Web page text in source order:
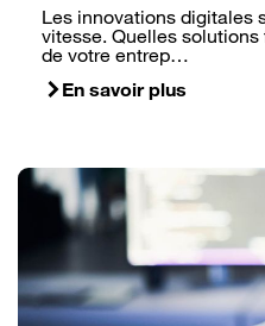
Les innovations digitales
vitesse. Quelles
de votre entrep…
En savoir plus